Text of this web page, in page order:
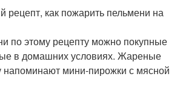
рецепт, как пожарить пельмени на
по этому рецепту можно покупные
в домашних условиях. Жареные
напоминают мини-пирожки с мясной